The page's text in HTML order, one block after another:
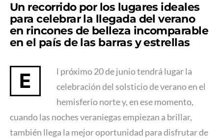
Un recorrido por los lugares ideales
para celebrar la llegada del verano
en rincones de belleza incomparable
en el país de las barras y estrellas
E
l próximo 20 de junio tendrá lugar la
celebración del solsticio de verano en el
hemisferio norte y, en ese momento,
cuando las noches veraniegas empiezan a brillar,
también llega la mejor oportunidad para disfrutar de